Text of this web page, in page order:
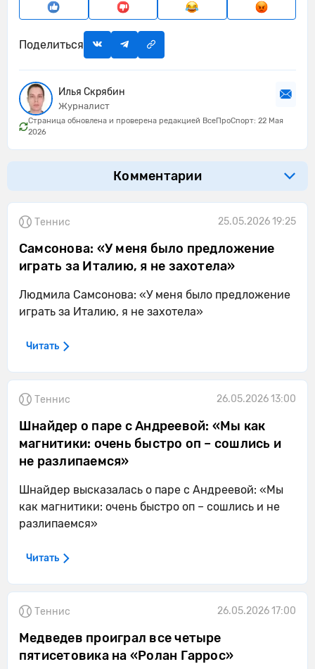
Поделиться
Илья Скрябин
Журналист
Страница обновлена и проверена редакцией ВсеПроСпорт: 22 Мая
2026
Комментарии
Теннис 25.05.2026 19:25
Самсонова: «У меня было предложение
играть за Италию, я не захотела»
Людмила Самсонова: «У меня было предложение
играть за Италию, я не захотела»
Читать
Теннис 26.05.2026 13:00
Шнайдер о паре с Андреевой: «Мы как
магнитики: очень быстро оп – сошлись и
не разлипаемся»
Шнайдер высказалась о паре с Андреевой: «Мы
как магнитики: очень быстро оп – сошлись и не
разлипаемся»
Читать
Теннис 26.05.2026 17:00
Медведев проиграл все четыре
пятисетовика на «Ролан Гаррос»